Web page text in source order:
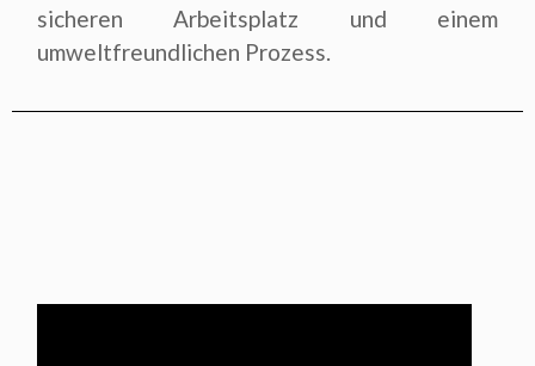
sicheren Arbeitsplatz und einem
umweltfreundlichen Prozess.